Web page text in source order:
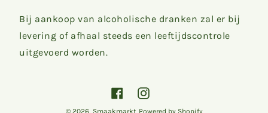
Bij aankoop van alcoholische dranken zal er bij
levering of afhaal steeds een leeftijdscontrole
uitgevoerd worden.
FacebookInstagram